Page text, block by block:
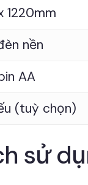
1220mm
nền
AA
(tuỳ chọn)
sử